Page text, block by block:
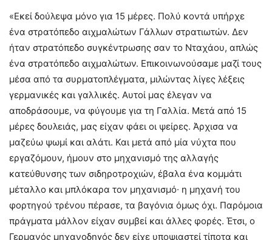
«Εκεί δούλεψα μόνο για 15 μέρες. Πολύ κοντά υπήρχε
ένα στρατόπεδο αιχμαλώτων Γάλλων στρατιωτών. Δεν
ήταν στρατόπεδο συγκέντρωσης σαν το Νταχάου, απλώς
ένα στρατόπεδο αιχμαλώτων. Επικοινωνούσαμε μαζί τους
μέσα από τα συρματοπλέγματα, μιλώντας λίγες λέξεις
γερμανικές και γαλλικές. Αυτοί μας έλεγαν να
αποδράσουμε, να φύγουμε για τη Γαλλία. Μετά από 15
μέρες δουλειάς, μας είχαν φάει οι ψείρες. Άρχισα να
μαζεύω ψωμί και αλάτι. Και μετά από μία νύχτα που
εργαζόμουν, ήμουν στο μηχανισμό της αλλαγής
κατεύθυνσης των σιδηροτροχιών, έβαλα ένα κομμάτι
μέταλλο και μπλόκαρα τον μηχανισμό∙ η μηχανή του
φορτηγού τρένου πέρασε, τα βαγόνια όμως όχι. Παρόμοια
πράγματα μάλλον είχαν συμβεί και άλλες φορές. Έτσι, ο
Γερμανός μηχανοδηγός δεν είχε υποψιαστεί τίποτα και